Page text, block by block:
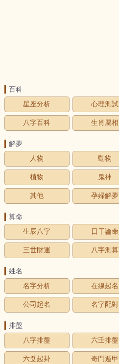
百科
星座分析
心理測試
八字百科 生肖屬相
解夢
人物
動物
植物 鬼神
其他 孕婦解夢
算命
生辰八字
日干論命
三世財運 八字測算
姓名
名字分析
在線起名
公司起名 名字配對
排盤
八字排盤
六壬排盤
六爻起卦 奇門遁甲